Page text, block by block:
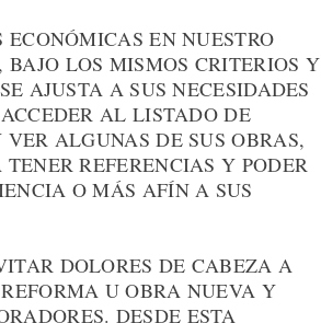
EN NUESTRO
BAJO LOS MISMOS CRITERIOS Y
AJUSTA A SUS NECESIDADES
AL LISTADO DE
ALGUNAS DE SUS OBRAS,
REFERENCIAS Y PODER
O MÁS AFÍN A SUS
DOLORES DE CABEZA A
U OBRA NUEVA Y
DESDE ESTA